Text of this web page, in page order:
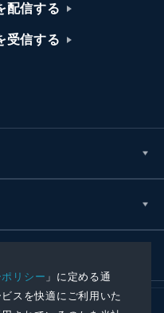
リシー 」に定める通
スを快適にご利用いた
配信する
受信する